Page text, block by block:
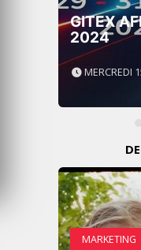
GITEX
2024
MERCREDI
MARKETING